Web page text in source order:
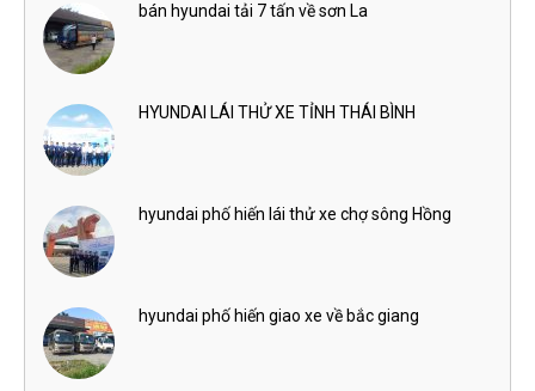
bán hyundai tải 7 tấn về sơn La
HYUNDAI LÁI THỬ XE TỈNH THÁI BÌNH
hyundai phố hiến lái thử xe chợ sông Hồng
hyundai phố hiến giao xe về bắc giang